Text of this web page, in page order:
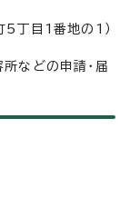
5丁目1番地の1）
所などの申請・届